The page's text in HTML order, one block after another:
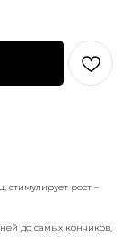
стимулирует рост –
до самых кончиков,